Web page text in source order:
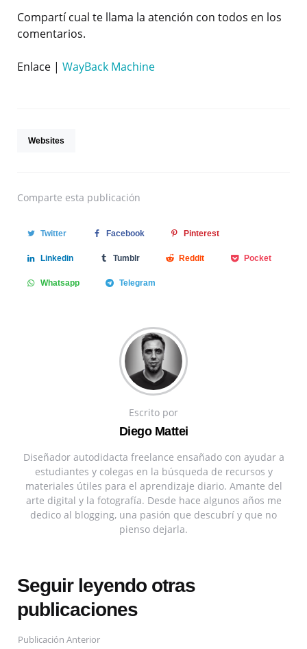
Compartí cual te llama la atención con todos en los
comentarios.
Enlace | WayBack Machine
Websites
Comparte esta publicación
Twitter Facebook Pinterest
Linkedin Tumblr Reddit Pocket
Whatsapp Telegram
Escrito por
Diego Mattei
Diseñador autodidacta freelance ensañado con ayudar a
estudiantes y colegas en la búsqueda de recursos y
materiales útiles para el aprendizaje diario. Amante del
arte digital y la fotografía. Desde hace algunos años me
dedico al blogging, una pasión que descubrí y que no
pienso dejarla.
Seguir leyendo otras
publicaciones
Publicación Anterior